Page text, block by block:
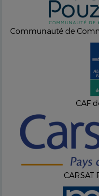
Communauté de
CAF
CARSAT